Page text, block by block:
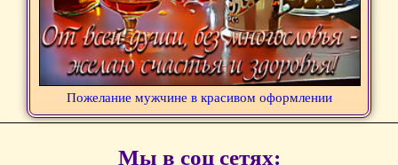
Пожелание мужчине в красивом оформлении
Мы в соц сетях: